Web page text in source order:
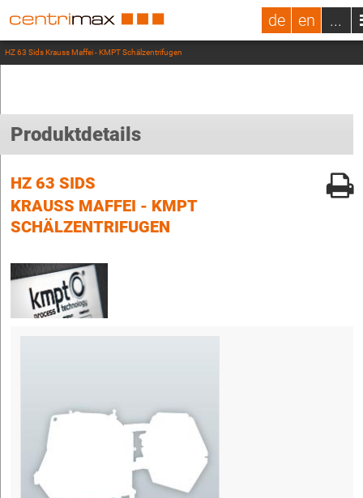
de en ...
HZ 63 Sids Krauss Maffei - KMPT Schälzentrifugen
Produktdetails
HZ 63 SIDS
KRAUSS MAFFEI - KMPT
SCHÄLZENTRIFUGEN